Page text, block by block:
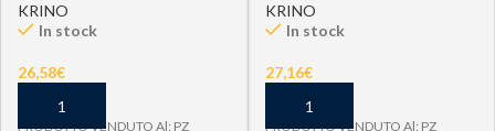
KRINO
In stock
26,58€
PRODOTTO VENDUTO Al: PZ
KRINO
In stock
27,16€
PRODOTTO VENDUTO Al: PZ